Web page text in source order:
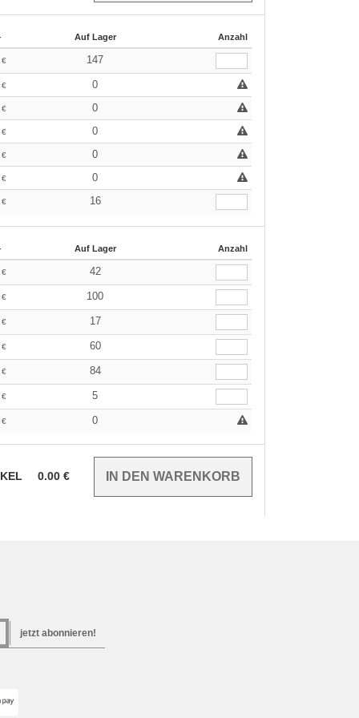
Auf Lager Anzahl
€ 147
€
0
€
0
€
0
€
0
€
0
€ 16
Auf Lager Anzahl
€ 42
€ 100
€ 17
€ 60
€ 84
€ 5
€ 0
0.00 €
jetzt abonnieren!